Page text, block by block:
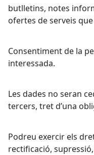
butlletins, notes
ofertes de serveis
Consentiment de la
interessada.
Les dades no seran
tercers, tret d’una
Podreu exercir els
rectificació,